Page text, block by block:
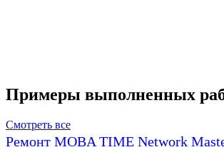
Примеры выполненных
Смотреть все
Ремонт MOBA TIME Network